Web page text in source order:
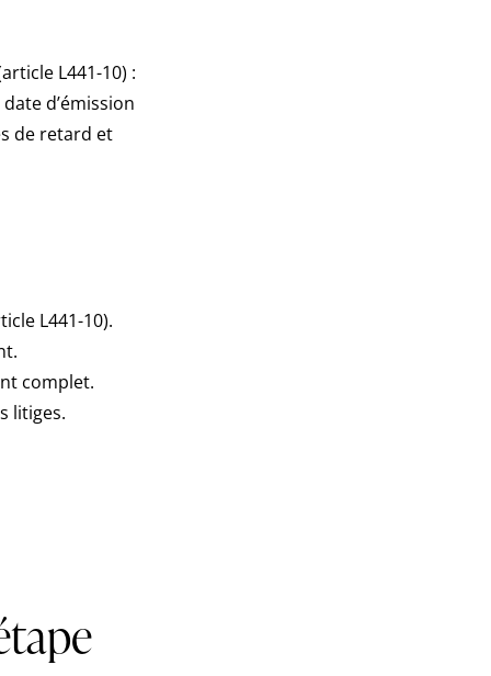
L441-10) :
d’émission
de retard et
L441-10).
complet.
litiges.